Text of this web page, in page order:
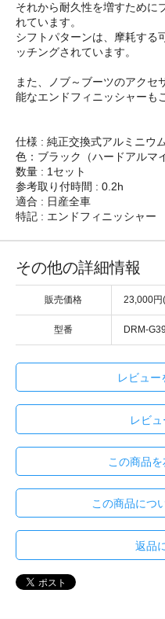
それから耐久性を増すため
れています。
シフトパターンは、摩耗する
ッチングされています。
また、ノブ～ブーツのアクセ
能なエンドフィニッシャーも
仕様 : 純正交換式アルミニウ
色：ブラック（ハードアルマ
数量 : 1セット
参考取り付時間 : 0.2h
適合 : 日産全車
特記 : エンドフィニッシャー
その他の詳細情報
販売価格 23,000円
型番 DRM-G39
レビュー
レビ
この商品
この商品につ
返品